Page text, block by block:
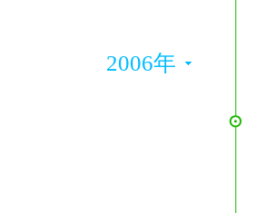
2006年